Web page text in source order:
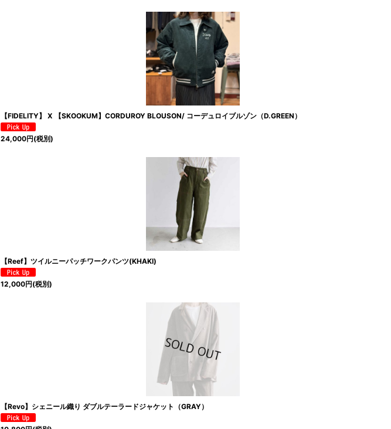
【FIDELITY】 X 【SKOOKUM】CORDUROY BLOUSON/ コーデュロイブルゾン（D.GREEN）
24,000円(税別)
【Reef】ツイルニーパッチワークパンツ(KHAKI)
12,000円(税別)
【Revo】シェニール織り ダブルテーラードジャケット（GRAY）